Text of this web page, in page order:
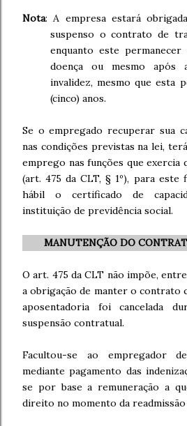
Nota: A empresa estará
suspenso o contrato de
enquanto este
doença ou mesmo após
invalidez, mesmo que esta
(cinco) anos.
Se o empregado recuperar sua
nas condições previstas na lei,
emprego nas funções que exercia
(art. 475 da CLT, § 1º), para
hábil o certificado de
instituição de previdência social.
MANUTENÇÃO DO
O art. 475 da CLT não impõe,
a obrigação de manter o contrato
aposentadoria foi cancelada
suspensão contratual.
Facultou-se ao empregador
mediante pagamento das
se por base a remuneração a
direito no momento da readmissão